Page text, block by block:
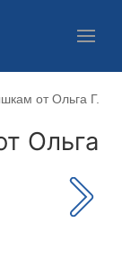
от Ольга Г.
Ольга